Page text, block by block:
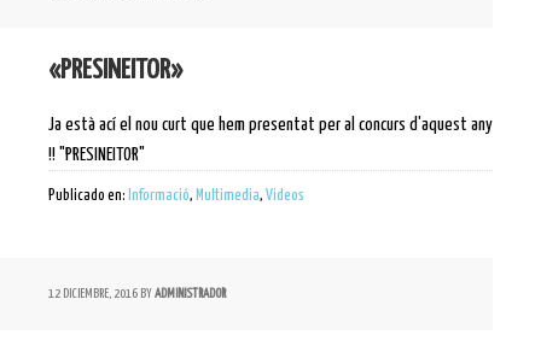
«PRESINEITOR»
Ja està ací el nou curt que hem presentat per al concurs d'aquest any
!! "PRESINEITOR"
Publicado en: Informació, Multimedia, Videos
12 DICIEMBRE, 2016 BY ADMINISTRADOR